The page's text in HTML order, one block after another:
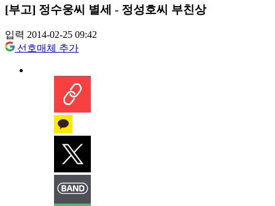
[부고] 정수웅씨 별세 - 정성호씨 부친상
입력 2014-02-25 09:42
선호매체 추가